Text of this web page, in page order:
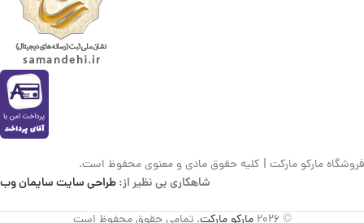
فروشگاه مارکو مارکت | کلیه حقوق مادی و معنوی محفوظ است.
شاهکاری بی نظیر از:طراحی سایت سایمان وب